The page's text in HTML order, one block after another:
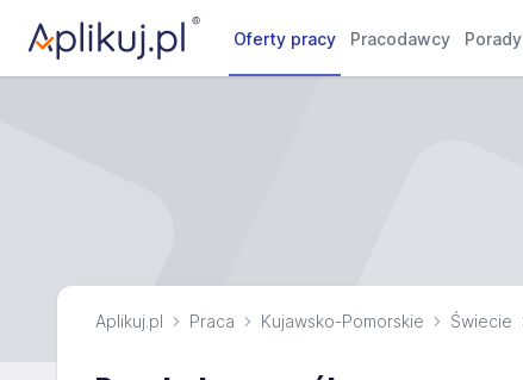
Oferty pracy Pracodawcy Porady
Aplikuj.pl Praca Kujawsko-Pomorskie Świecie